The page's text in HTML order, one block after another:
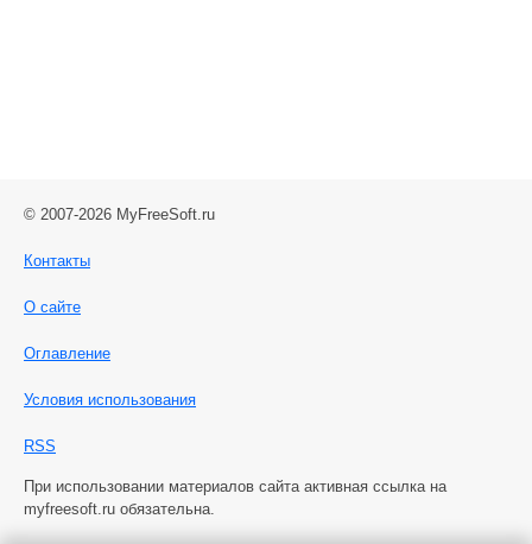
© 2007-2026 MyFreeSoft.ru
Контакты
О сайте
Оглавление
Условия использования
RSS
При использовании материалов сайта активная ссылка на
myfreesoft.ru обязательна.